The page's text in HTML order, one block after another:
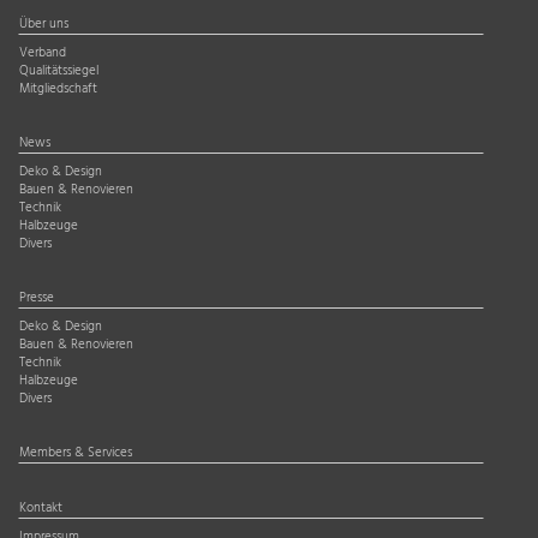
Über uns
Verband
Qualitätssiegel
Mitgliedschaft
News
Deko & Design
Bauen & Renovieren
Technik
Halbzeuge
Divers
Presse
Deko & Design
Bauen & Renovieren
Technik
Halbzeuge
Divers
Members & Services
Kontakt